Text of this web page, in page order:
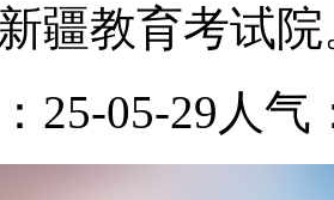
疆教育考试
25-05-29 人气